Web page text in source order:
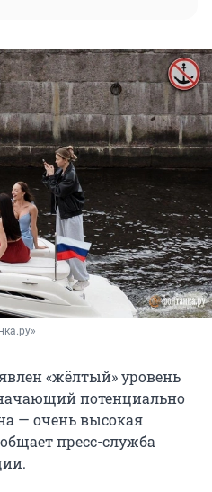
«жёлтый» уровень
потенциально
— очень высокая
пресс-служба